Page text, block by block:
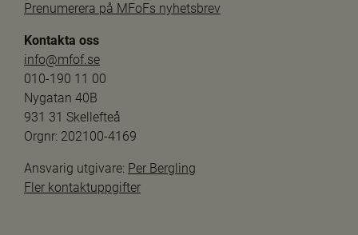
Prenumerera på MFoFs nyhetsbrev
Kontakta oss
info@mfof.se
010-190 11 00
Nygatan 40B
931 31 Skellefteå
Orgnr: 202100-4169
Ansvarig utgivare: Per Bergling
Fler kontaktuppgifter